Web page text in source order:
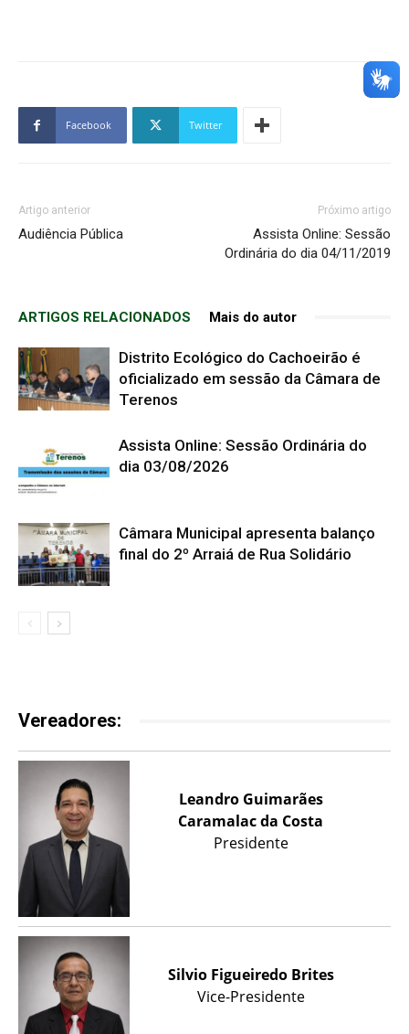
Facebook Twitter
Artigo anterior
Audiência Pública
Próximo artigo
Assista Online: Sessão
Ordinária do dia 04/11/2019
ARTIGOS RELACIONADOS Mais do autor
Distrito Ecológico do Cachoeirão é
oficializado em sessão da Câmara de
Terenos
Assista Online: Sessão Ordinária do
dia 03/08/2026
Câmara Municipal apresenta balanço
final do 2º Arraiá de Rua Solidário
Vereadores:
Leandro Guimarães
Caramalac da Costa
Presidente
Silvio Figueiredo Brites
Vice-Presidente